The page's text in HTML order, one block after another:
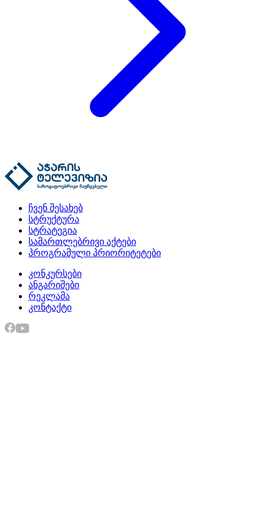
ჩვენ შესახებ
სტრუქტურა
სტრატეგია
სამართლებრივი აქტები
პროგრამული პრიორიტეტები
კონკურსები
ანგარიშები
რეკლამა
კონტაქტი